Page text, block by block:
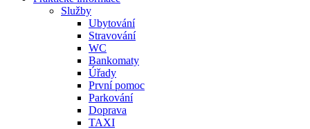
Služby
Ubytování
Stravování
WC
Bankomaty
Úřady
První pomoc
Parkování
Doprava
TAXI